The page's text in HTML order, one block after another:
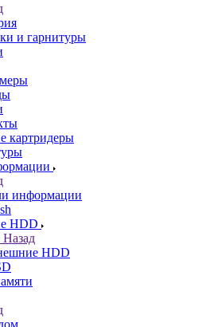
и гарнитуры
картридеры
информации
HDD
Назад
HDD